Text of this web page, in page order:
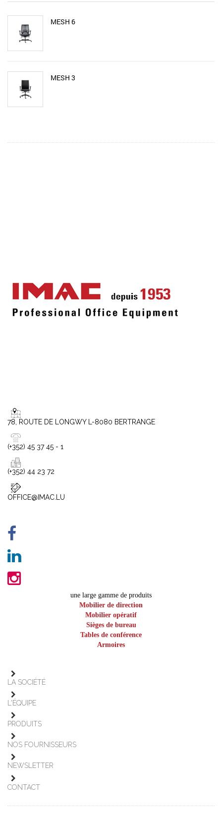
MESH 6
MESH 3
78, ROUTE DE LONGWY L-8080 BERTRANGE
(+352) 45 37 45 - 1
(+352) 44 23 72
OFFICE@IMAC.LU
une large gamme de produits
Mobilier de direction
Mobilier opératif
Sièges de bureau
Tables de conférence
Armoires
LA SOCIÉTÉ
L'ÉQUIPE
PRODUITS
NOS FOURNISSEURS
NEWSLETTER
CONTACT